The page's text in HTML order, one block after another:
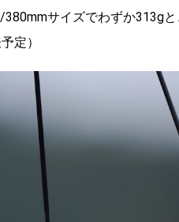
サイズでわずか313g
定）